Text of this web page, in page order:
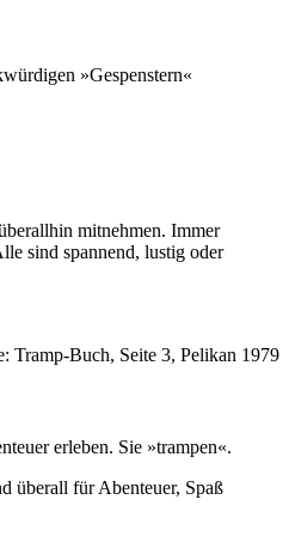
»Gespenstern«
mitnehmen. Immer
sind spannend, lustig oder
Tramp-Buch, Seite 3, Pelikan 1979
erleben. Sie »trampen«.
überall für Abenteuer, Spaß